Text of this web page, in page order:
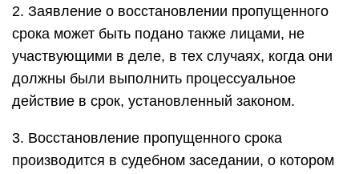
2. Заявление о восстановлении пропущенного
срока может быть подано также лицами, не
участвующими в деле, в тех случаях, когда они
должны были выполнить процессуальное
действие в срок, установленный законом.
3. Восстановление пропущенного срока
производится в судебном заседании, о котором